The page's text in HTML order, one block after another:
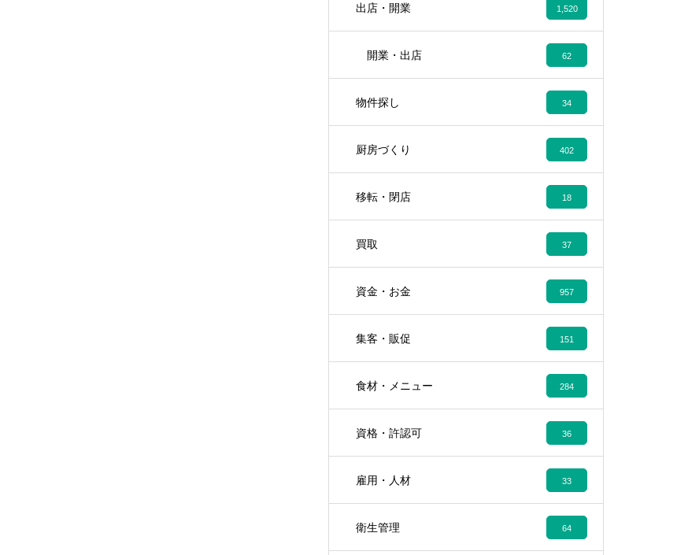
出店・開業 1,520
開業・出店 62
物件探し 34
厨房づくり 402
移転・閉店 18
買取 37
資金・お金 957
集客・販促 151
食材・メニュー 284
資格・許認可 36
雇用・人材 33
衛生管理 64